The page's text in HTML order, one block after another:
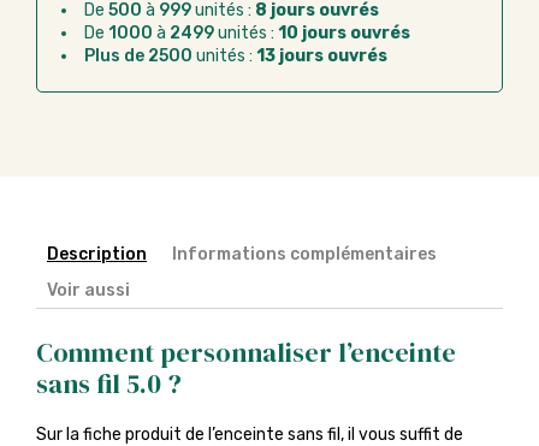
Chorus Pro :règlement par mandat
administratif après la commande
De 500 à 999unités : 8 jours ouvrés
De 1000 à 2499unités : 10 jours ouvrés
Plus de 2500 unités : 13 jours ouvrés
Description
Informations complémentaires
Voir aussi
Comment personnaliser l’enceinte
sans fil 5.0 ?
Sur la fiche produit de l’enceinte sans fil, il vous suffit de